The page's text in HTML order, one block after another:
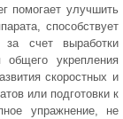
помогает улучшить
способствует
счет выработки
укрепления
скоростных и
или подготовки к
упражнение, не